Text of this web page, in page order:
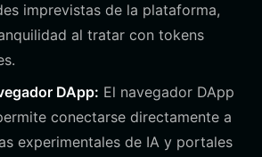
imprevistas de la plataforma,
al tratar con tokens
DApp: El navegador DApp
conectarse directamente a
experimentales de IA y portales